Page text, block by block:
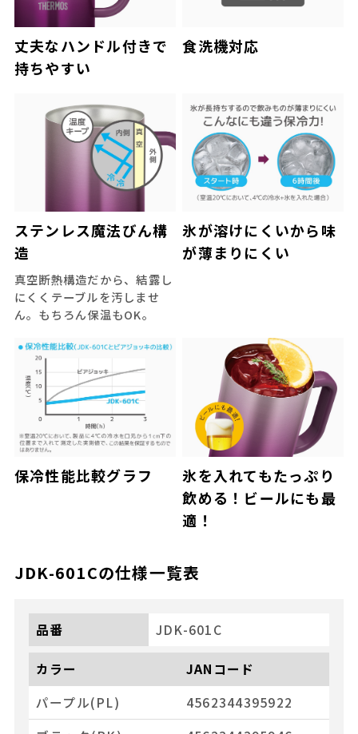
丈夫なハンドル付きで
持ちやすい
食洗機対応
ステンレス魔法びん構
造
真空断熱構造だから、結露し
にくくテーブルを汚しませ
ん。もちろん保温もOK。
氷が溶けにくいから味
が薄まりにくい
保冷性能比較グラフ
氷を入れてもたっぷり
飲める！ビールにも最
適！
JDK-601Cの仕様一覧表
品番 JDK-601C
カラー
JANコード
パープル(PL)
4562344395922